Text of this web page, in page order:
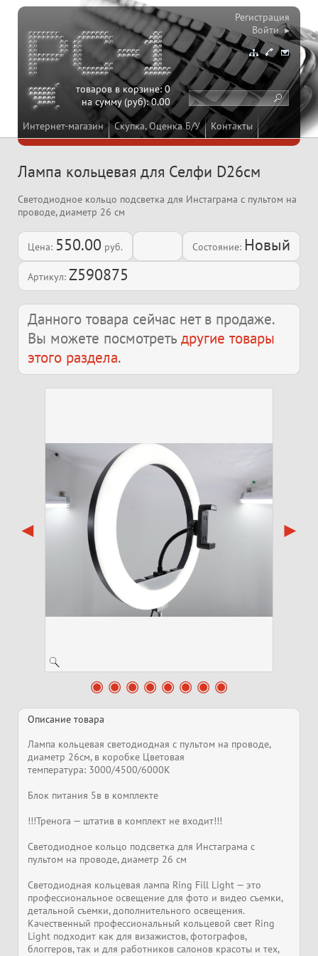
Интернет-магазин Скупка, Оценка Б/У Контакты
товаров в корзине:0
на сумму (руб):0.00
Регистрация
Войти ▸
Лампа кольцевая для Селфи D26см
Светодиодное кольцо подсветка для Инстаграма с пультом на
проводе, диаметр 26 см
Цена: 550.00 руб. Состояние: Новый
Артикул: Z590875
Данного товара сейчас нет в продаже.
Вы можете посмотреть другие товары
этого раздела.
Описание товара
Лампа кольцевая светодиодная с пультом на проводе,
диаметр 26см, в коробке Цветовая
температура: 3000/4500/6000К
Блок питания 5в в комплекте
!!!Тренога — штатив в комплект не входит!!!
Светодиодное кольцо подсветка для Инстаграма с
пультом на проводе, диаметр 26 см
Светодиодная кольцевая лампа Ring Fill Light — это
профессиональное освещение для фото и видео съемки,
детальной съемки, дополнительного освещения.
Качественный профессиональный кольцевой свет Ring
Light подходит как для визажистов, фотографов,
блоггеров, так и для работников салонов красоты и тех,